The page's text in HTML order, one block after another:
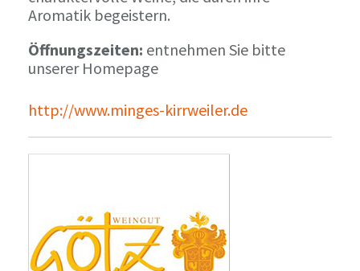
Aromatik begeistern.
Öffnungszeiten: entnehmen Sie bitte
unserer Homepage
http://www.minges-kirrweiler.de